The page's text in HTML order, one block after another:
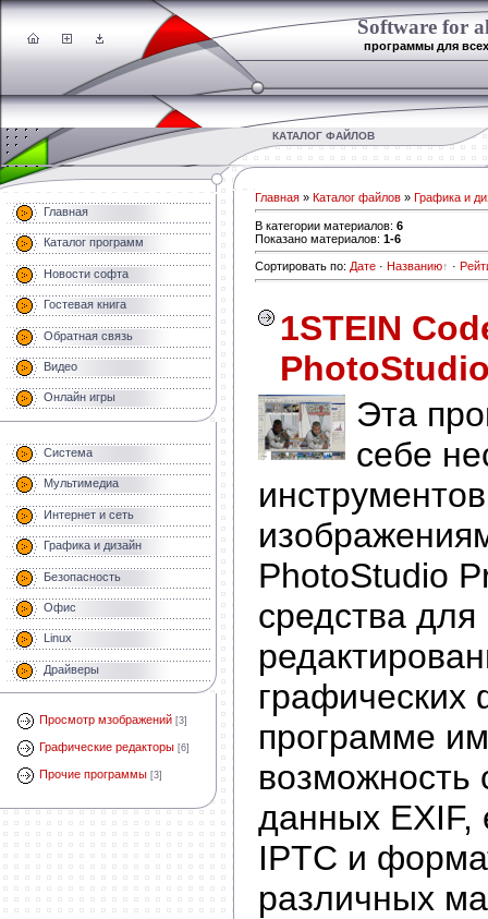
Software for
программы для всех
КАТАЛОГ ФАЙЛОВ
Главная
Каталог программ
Новости софта
Гостевая книга
Обратная связь
Видео
Онлайн игры
Система
Мультимедиа
Интернет и сеть
Графика и дизайн
Безопасность
Офис
Linux
Драйверы
Просмотр мзображений [3]
Графические редакторы [6]
Прочие программы [3]
Главная » Каталог файлов » Графика и
В категории материалов: 6
Показано материалов: 1-6
Сортировать по: Дате · Названию ·
1STEIN
Эта
себе
PhotoStudio
средства
программе
возможность
данных EXIF,
IPTC и
различных